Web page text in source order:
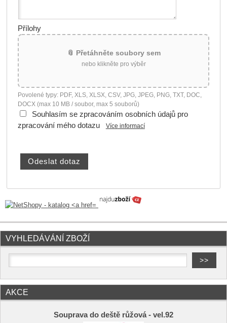
Přílohy
📎 Přetáhněte soubory sem
nebo klikněte pro výběr
Povolené typy: PDF, XLS, XLSX, CSV, JPG, JPEG, PNG, TXT, DOC,
DOCX (max 10 MB / soubor, max 5 souborů)
Souhlasím se zpracováním osobních údajů pro
zpracování mého dotazu
Více informací
VYHLEDÁVÁNÍ ZBOŽÍ
AKCE
Souprava do deště růžová - vel.92